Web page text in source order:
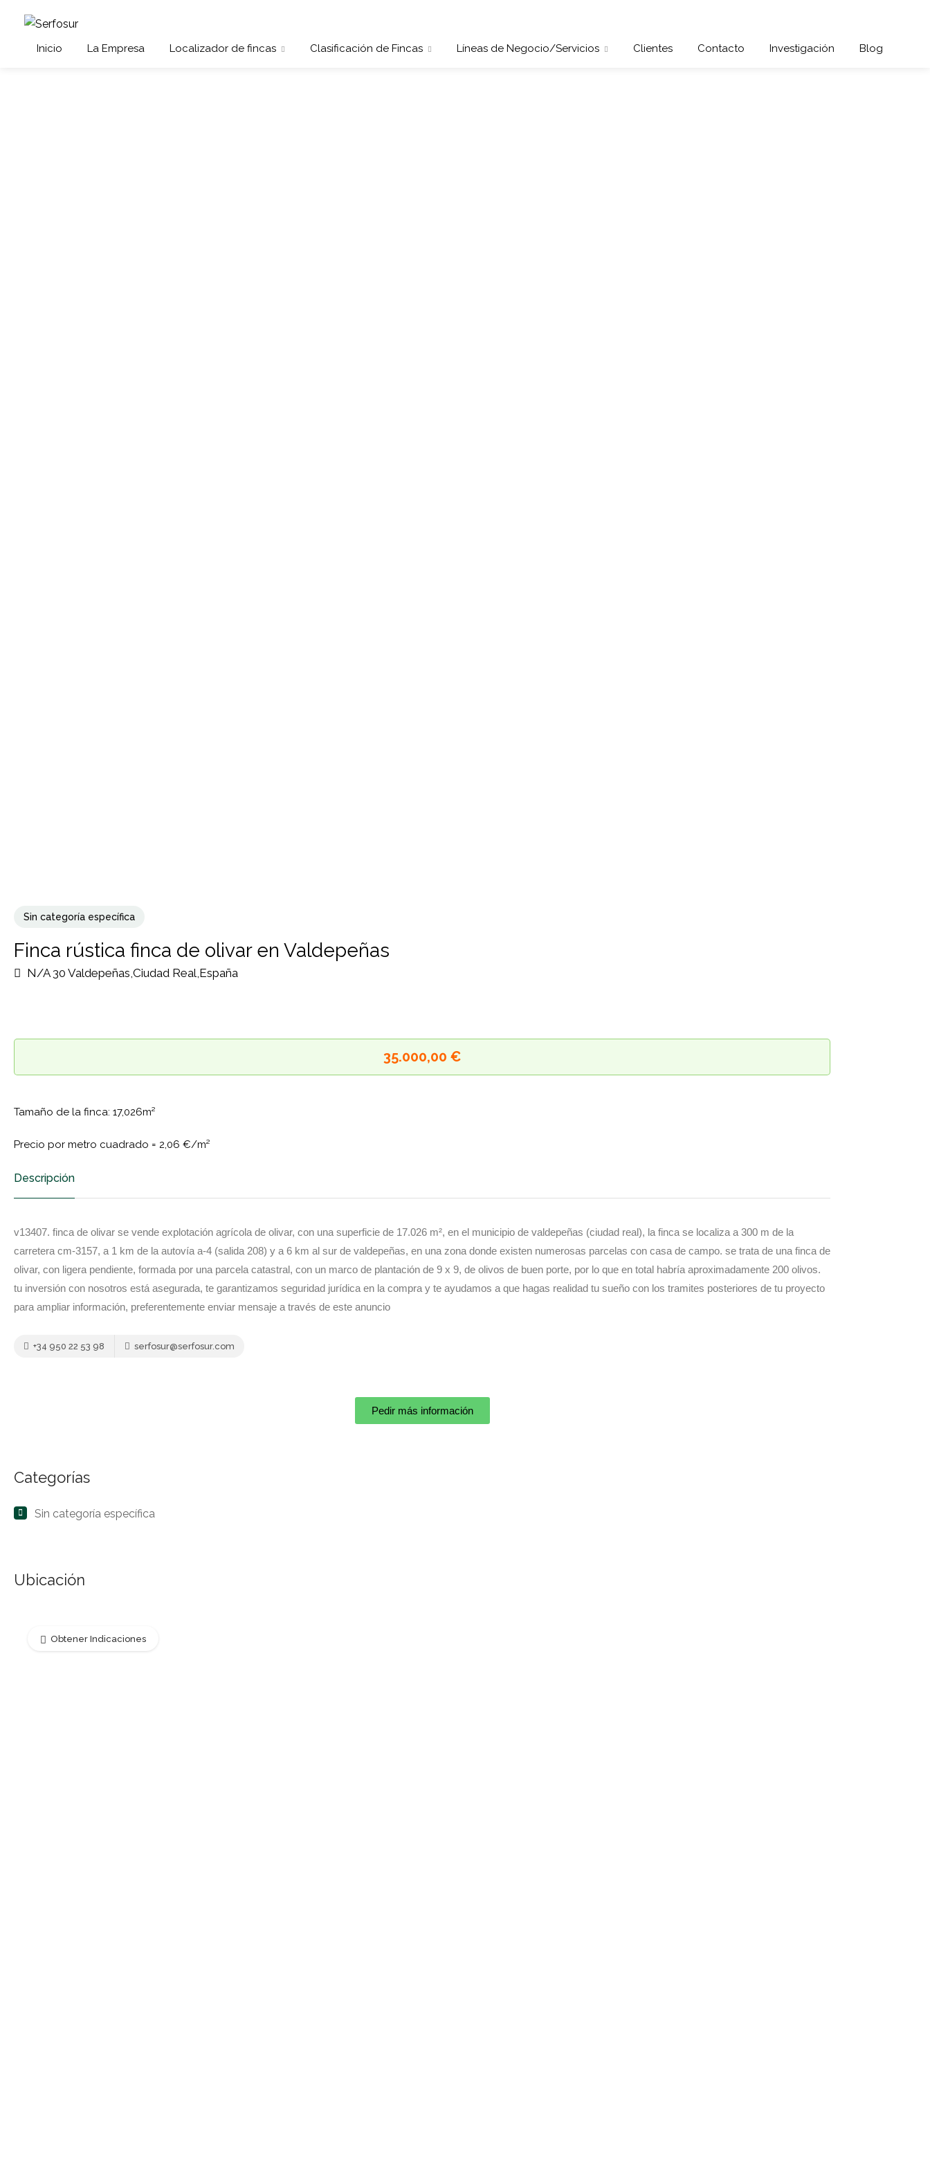
Inicio La Empresa Localizador de fincas Clasificación de Fincas Líneas de Negocio/Servicios Clientes Contacto Investigación Blog
Sin categoría específica
Finca rústica finca de olivar en Valdepeñas
N/A 30 Valdepeñas,Ciudad Real,España
35.000,00 €
Tamaño de la finca: 17,026m²
Precio por metro cuadrado = 2,06 €/m²
Descripción
v13407. finca de olivar se vende explotación agrícola de olivar, con una superficie de 17.026 m², en el municipio de valdepeñas (ciudad real), la finca se localiza a 300 m de la
carretera cm-3157, a 1 km de la autovía a-4 (salida 208) y a 6 km al sur de valdepeñas, en una zona donde existen numerosas parcelas con casa de campo. se trata de una finca de
olivar, con ligera pendiente, formada por una parcela catastral, con un marco de plantación de 9 x 9, de olivos de buen porte, por lo que en total habría aproximadamente 200 olivos.
tu inversión con nosotros está asegurada, te garantizamos seguridad jurídica en la compra y te ayudamos a que hagas realidad tu sueño con los tramites posteriores de tu proyecto
para ampliar información, preferentemente enviar mensaje a través de este anuncio
+34 950 22 53 98 serfosur@serfosur.com
Pedir más información
Categorías
Sin categoría específica
Ubicación
Obtener Indicaciones